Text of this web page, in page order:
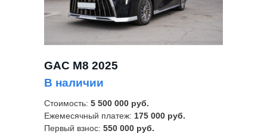
Стоимость: 5 500 000 руб.
Ежемесячный платеж: 175 000 руб.
Первый взнос: 550 000 руб.
GAC M8 2025
В наличии